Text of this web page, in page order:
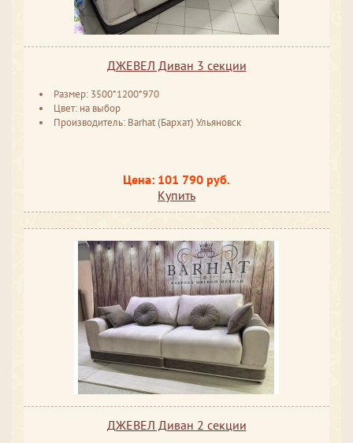
ДЖЕВЕЛ Диван 3 секции
Размер: 3500*1200*970
Цвет: на выбор
Производитель: Barhat (Бархат) Ульяновск
Цена: 101 790 руб.
Купить
ДЖЕВЕЛ Диван 2 секции